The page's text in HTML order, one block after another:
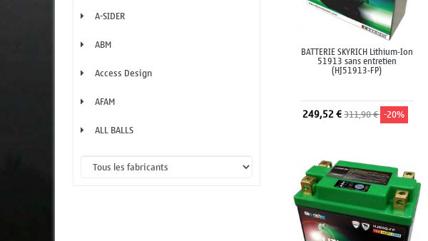
A-SIDER
ABM
Access Design
AFAM
ALL BALLS
BATTERIE SKYRICH Lithium-Ion
51913 sans entretien
(HJ51913-FP)
249,52 €311,90 € -20%